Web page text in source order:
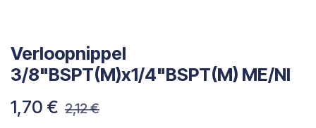
Verloopnippel
3/8"BSPT(M)x1/4"BSPT(M) ME/NI
1,70 € 2,12€